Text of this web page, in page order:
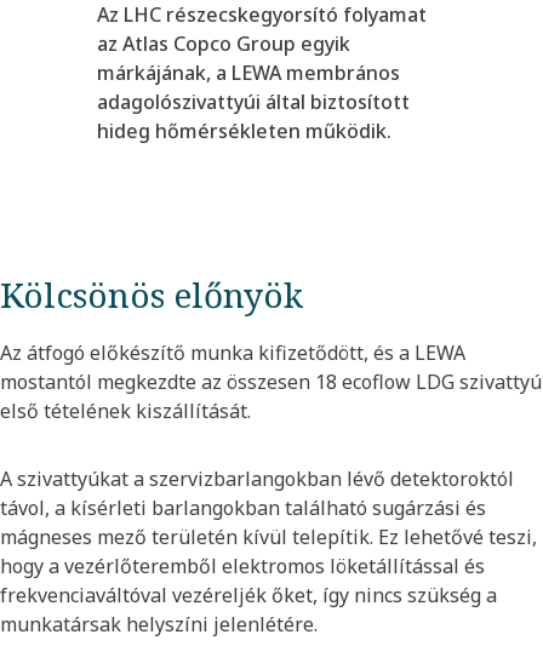
Az LHC részecskegyorsító folyamat
az Atlas Copco Group egyik
márkájának, a LEWA membrános
adagolószivattyúi által biztosított
hideg hőmérsékleten működik.
Kölcsönös előnyök
Az átfogó előkészítő munka kifizetődött, és a LEWA
mostantól megkezdte az összesen 18 ecoflow LDG szivattyú
első tételének kiszállítását.
A szivattyúkat a szervizbarlangokban lévő detektoroktól
távol, a kísérleti barlangokban található sugárzási és
mágneses mező területén kívül telepítik. Ez lehetővé teszi,
hogy a vezérlőteremből elektromos löketállítással és
frekvenciaváltóval vezéreljék őket, így nincs szükség a
munkatársak helyszíni jelenlétére.